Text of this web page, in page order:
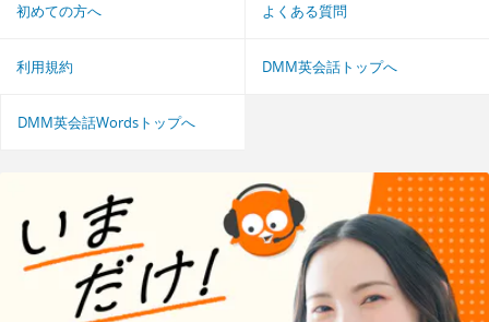
初めての方へ よくある質問
利用規約 DMM英会話トップへ
DMM英会話Wordsトップへ